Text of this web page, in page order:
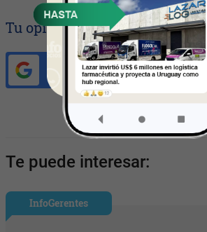
Tu opinión enriquece este
Ingresar con Google
Te puede interesar:
InfoGerentes